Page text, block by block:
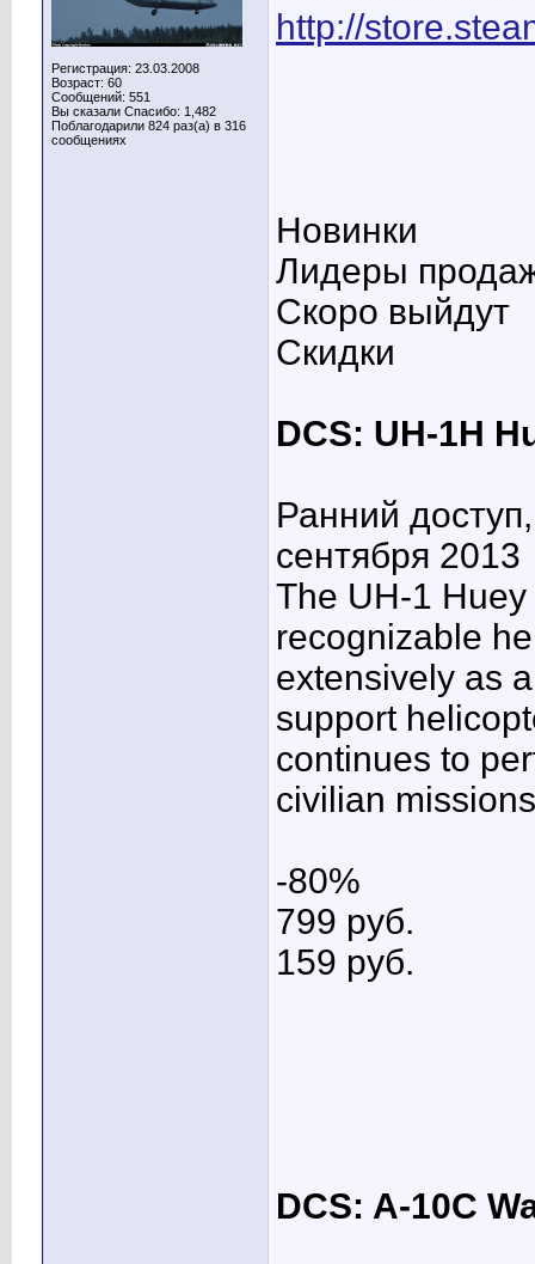
Регистрация: 23.03.2008
Возраст: 60
Сообщений: 551
Вы сказали Спасибо: 1,482
Поблагодарили 824 раз(а) в 316
сообщениях
http://
Новинки
Лидеры
Скоро выйдут
Скидки
DCS: UH-1H
Ранний
сентября 2013
The UH-1
recognizable
extensively as
support
continues to
civilian
-80%
799 pуб.
159 pуб.
DCS: A-10C